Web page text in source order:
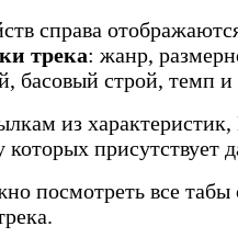
справа
трека: жанр,
басовый строй, темп и
из
которых присутствует
посмотреть все